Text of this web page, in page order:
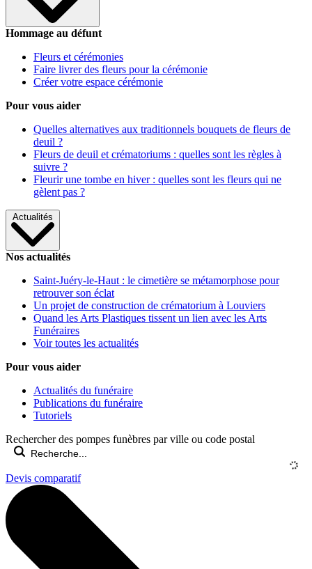
Hommage au défunt
Fleurs et cérémonies
Faire livrer des fleurs pour la cérémonie
Créer votre espace cérémonie
Pour vous aider
Quelles alternatives aux traditionnels bouquets de fleurs de
deuil ?
Fleurs de deuil et crématoriums : quelles sont les règles à
suivre ?
Fleurir une tombe en hiver : quelles sont les fleurs qui ne
gèlent pas ?
Actualités
Nos actualités
Saint-Juéry-le-Haut : le cimetière se métamorphose pour
retrouver son éclat
Un projet de construction de crématorium à Louviers
Quand les Arts Plastiques tissent un lien avec les Arts
Funéraires
Voir toutes les actualités
Pour vous aider
Actualités du funéraire
Publications du funéraire
Tutoriels
Rechercher des pompes funèbres par ville ou code postal
Devis comparatif